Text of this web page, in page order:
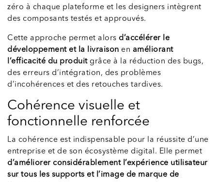
zéro à chaque plateforme et les designers intègrent
des composants testés et approuvés.
Cette approche permet alors d’accélérer le
développement et la livraison en améliorant
l’efficacité du produitgrâce à la réduction des bugs,
des erreurs d’intégration, des problèmes
d’incohérences et des retouches tardives.
Cohérence visuelle et
fonctionnelle renforcée
La cohérence est indispensable pour la réussite d’une
entreprise et de son écosystème digital. Elle permet
d’améliorer considérablement l’expérience utilisateur
sur tous les supports et l’image de marque de